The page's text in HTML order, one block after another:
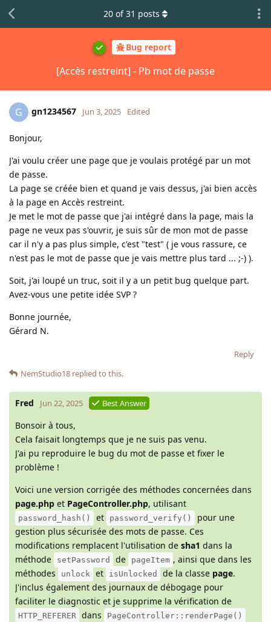
Bug report
[Accès restreint] - Pb mot de passe
20 of31 posts
G gn1234567 Jun 3, 2025 Edited
Bonjour,
J'ai voulu créer une page que je voulais protégé par un mot
de passe.
La page se créée bien et quand je vais dessus, j'ai bien accès
à la page en Accès restreint.
Je met le mot de passe que j'ai intégré dans la page, mais la
page ne veux pas s'ouvrir, je suis sûr de mon mot de passe
car il n'y a pas plus simple, c'est "test" ( je vous rassure, ce
n'est pas le mot de passe que je vais mettre plus tard ... ;-) ).
Soit, j'ai loupé un truc, soit il y a un petit bug quelque part.
Avez-vous une petite idée SVP ?
Bonne journée,
Gérard N.
Reply
NemStudio18 replied to this.
Fred Jun 22, 2025 Best Answer
Bonsoir à tous,
Cela faisait longtemps que je ne suis pas venu.
J'ai pu reproduire le bug du mot de passe et fixer le
problème !
Voici une version corrigée des méthodes concernées dans
page.php et PageController.php, utilisant
password_hash() et password_verify()
pour une
gestion plus sécurisée des mots de passe. Ces
modifications remplacent l'utilisation de sha1 dans la
méthode
setPassword de pageItem , ainsi que dans les
méthodes
unlock et isUnlocked de la classe page.
J'inclus également des journaux de débogage pour
faciliter le diagnostic et je supprime la vérification de
HTTP_REFERER dans PageController::renderPage()